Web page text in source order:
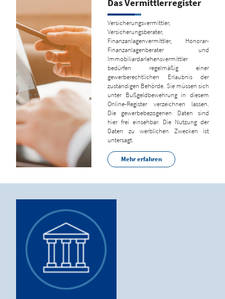
Das Vermittlerregister
Versicherungsvermittler,
Versicherungsberater,
Finanzanlagenvermittler, Honorar-
Finanzanlagenberater und
Immobiliardarlehensvermittler
bedürfen regelmäßig einer
gewerberechtlichen Erlaubnis der
zuständigen Behörde. Sie müssen sich
unter Bußgeldbewehrung in diesem
Online-Register verzeichnen lassen.
Die gewerbebezogenen Daten sind
hier frei einsehbar. Die Nutzung der
Daten zu werblichen Zwecken ist
untersagt.
Mehr erfahren